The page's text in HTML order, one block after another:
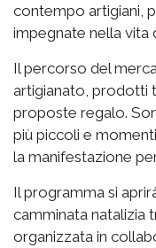
contempo artigiani,
impegnate nella vita
Il percorso del
artigianato, prodotti
proposte regalo.
più piccoli e
la manifestazione
Il programma si
camminata natalizia
organizzata in